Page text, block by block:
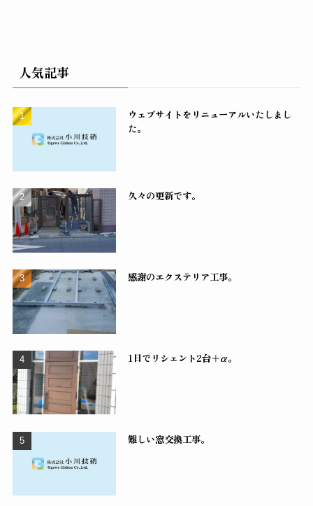
人気記事
ウェブサイトをリニューアルいたしまし
た。
久々の更新です。
感謝のエクステリア工事。
1日でリシェント2台＋α。
難しい窓交換工事。